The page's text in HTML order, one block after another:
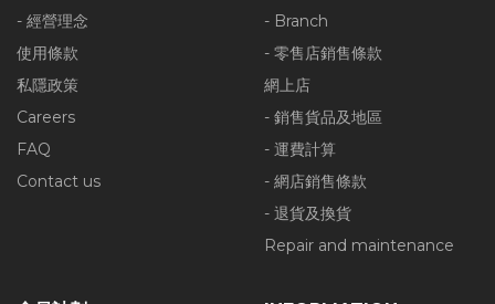
- 經營理念
使用條款
私隱政策
Careers
FAQ
Contact us
- Branch
- 零售店銷售條款
網上店
- 銷售貨品及地區
- 運費計算
- 網店銷售條款
- 退貨及換貨
Repair and maintenance